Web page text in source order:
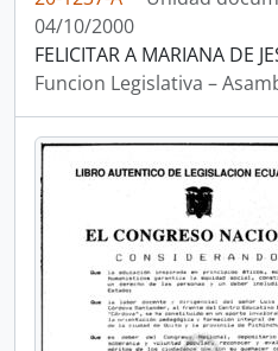
04/10/2000
FELICITAR A MARIANA DE
Funcion Legislativa –